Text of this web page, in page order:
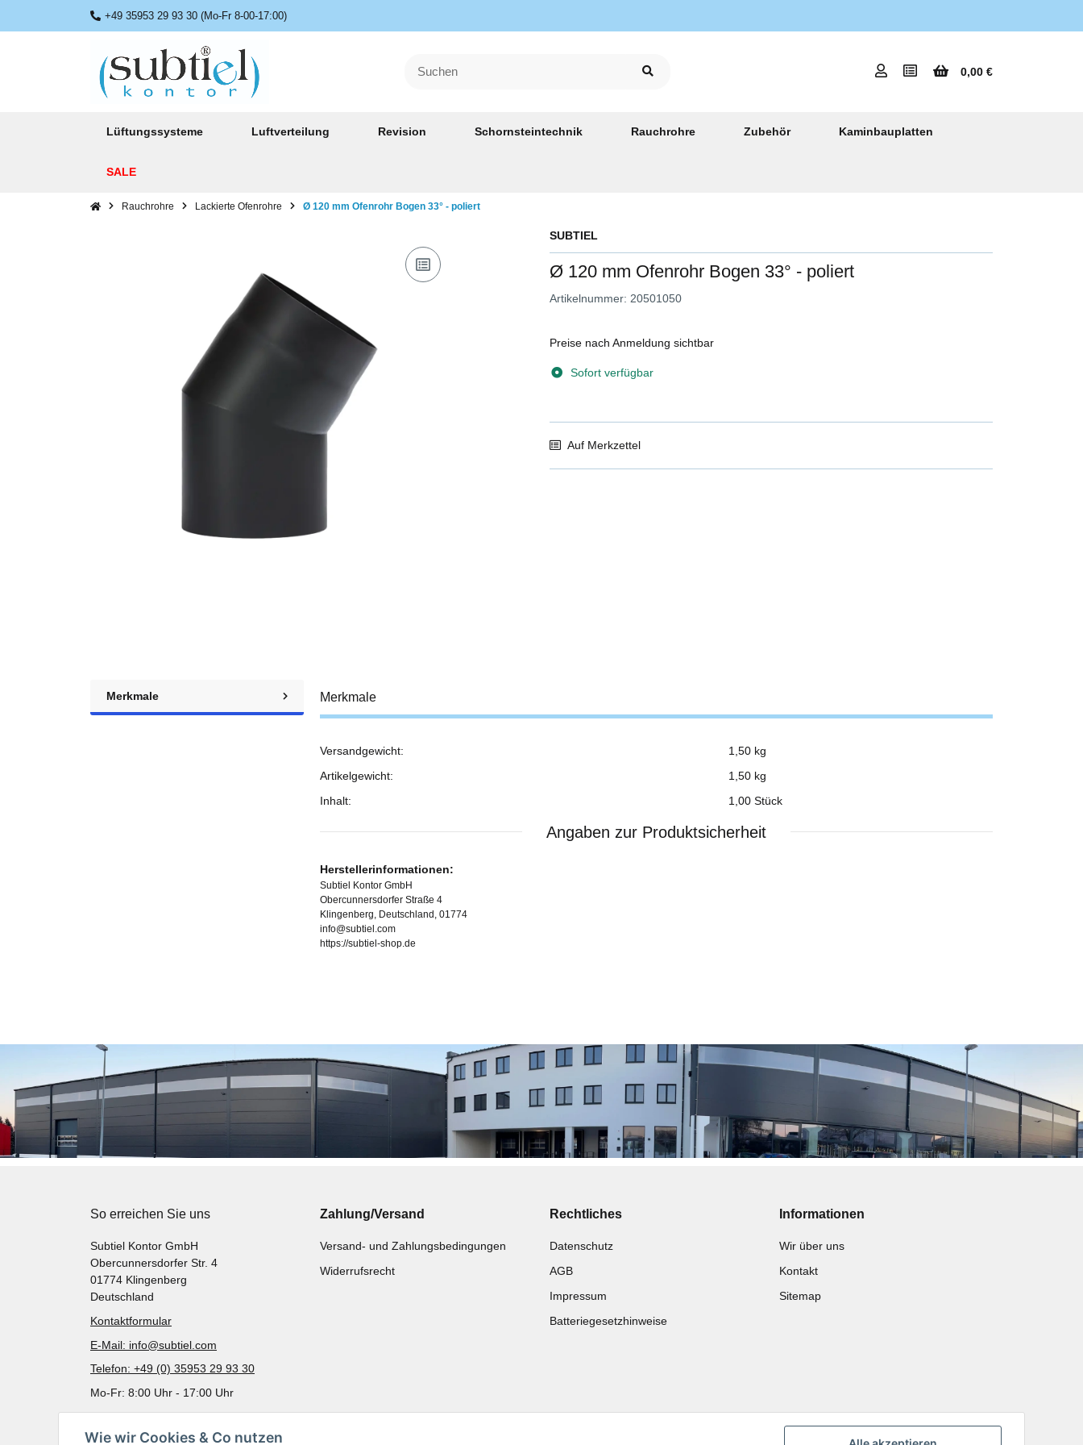
Wie wir Cookies & Co nutzen
+49 35953 29 93 30 (Mo-Fr 8-00-17:00)
0,00 €
Lüftungssysteme Luftverteilung Revision Schornsteintechnik Rauchrohre Zubehör Kaminbauplatten
SALE
Rauchrohre Lackierte Ofenrohre Ø 120 mm Ofenrohr Bogen 33° - poliert
SUBTIEL
Ø 120 mm Ofenrohr Bogen 33° - poliert
Artikelnummer: 20501050
Preise nach Anmeldung sichtbar
Sofort verfügbar
Auf Merkzettel
Merkmale Merkmale
Produkteigenschaft
Wert
Versandgewicht:
1,50 kg
Artikelgewicht:
1,50 kg
Inhalt:
1,00 Stück
Angaben zur Produktsicherheit
Herstellerinformationen:
Subtiel Kontor GmbH
Obercunnersdorfer Straße 4
Klingenberg, Deutschland, 01774
info@subtiel.com
https://subtiel-shop.de
So erreichen Sie uns
Subtiel Kontor GmbH
Obercunnersdorfer Str. 4
01774 Klingenberg
Deutschland
Kontaktformular
E-Mail: info@subtiel.com
Telefon: +49 (0) 35953 29 93 30
Mo-Fr: 8:00 Uhr - 17:00 Uhr
Zahlung/Versand
Versand- und Zahlungsbedingungen
Widerrufsrecht
Rechtliches
Datenschutz
AGB
Impressum
Batteriegesetzhinweise
Informationen
Wir über uns
Kontakt
Sitemap